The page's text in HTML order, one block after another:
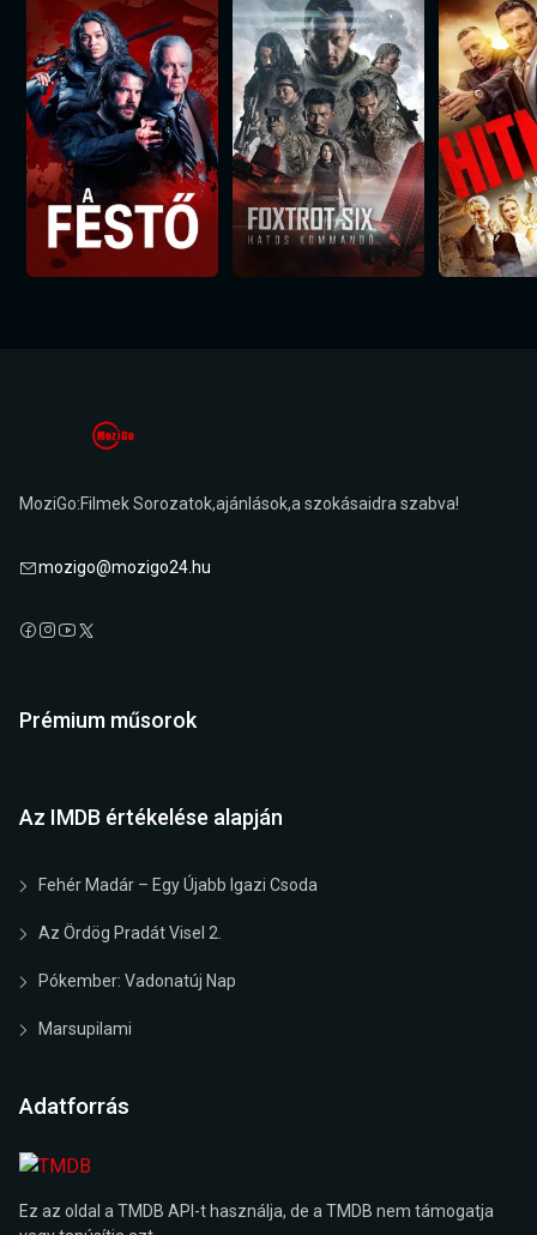
MoziGo:Filmek Sorozatok,ajánlások,a szokásaidra szabva!
mozigo@mozigo24.hu
Prémium műsorok
Az IMDB értékelése alapján
Fehér Madár – Egy Újabb Igazi Csoda
Az Ördög Pradát Visel 2.
Pókember: Vadonatúj Nap
Marsupilami
Adatforrás
Ez az oldal a TMDB API-t használja, de a TMDB nem támogatja